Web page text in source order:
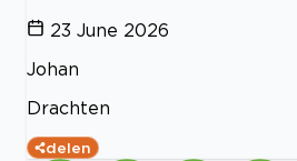
23 June 2026
Johan
Drachten
delen